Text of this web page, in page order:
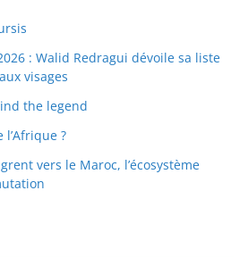
: Walid Redragui dévoile sa liste
visages
the legend
l’Afrique ?
vers le Maroc, l’écosystème